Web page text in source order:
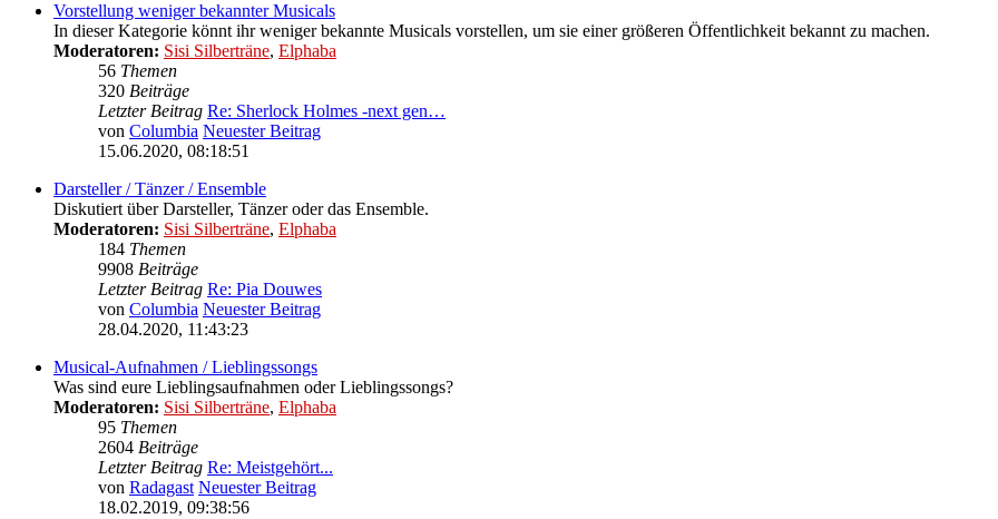
Vorstellung weniger bekannter Musicals
In dieser Kategorie könnt ihr weniger bekannte Musicals vorstellen, um sie einer größeren Öffentlichkeit bekannt zu machen.
Moderatoren: Sisi Silberträne, Elphaba
56 Themen
320 Beiträge
Letzter Beitrag Re: Sherlock Holmes -next gen…
von Columbia Neuester Beitrag
15.06.2020, 08:18:51
Darsteller / Tänzer / Ensemble
Diskutiert über Darsteller, Tänzer oder das Ensemble.
Moderatoren: Sisi Silberträne, Elphaba
184 Themen
9908 Beiträge
Letzter Beitrag Re: Pia Douwes
von Columbia Neuester Beitrag
28.04.2020, 11:43:23
Musical-Aufnahmen / Lieblingssongs
Was sind eure Lieblingsaufnahmen oder Lieblingssongs?
Moderatoren: Sisi Silberträne, Elphaba
95 Themen
2604 Beiträge
Letzter Beitrag Re: Meistgehört...
von Radagast Neuester Beitrag
18.02.2019, 09:38:56